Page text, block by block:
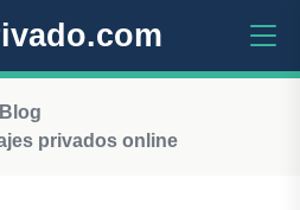
Blog
privados online